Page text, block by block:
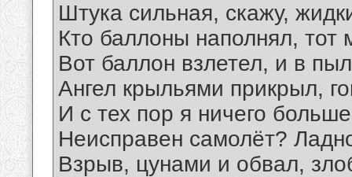
Штука сильная, скажу,
Кто баллоны наполнял, тот
Вот баллон взлетел, и в
Ангел крыльями прикрыл,
И с тех пор я ничего
Неисправен самолёт?
Взрыв, цунами и обвал,